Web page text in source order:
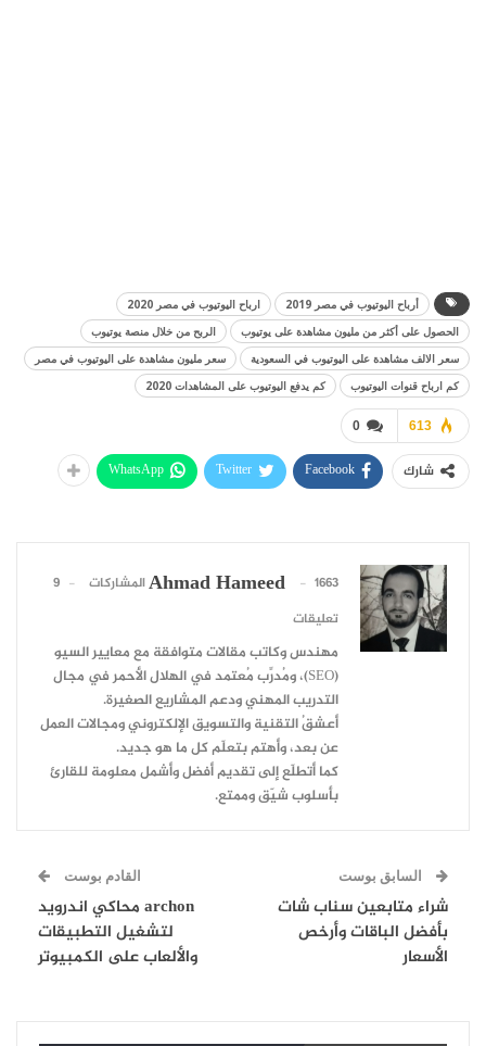
أرباح اليوتيوب في مصر 2019
ارباح اليوتيوب في مصر 2020
الحصول على أكثر من مليون مشاهدة على يوتيوب
الربح من خلال منصة يوتيوب
سعر الالف مشاهدة على اليوتيوب في السعودية
سعر مليون مشاهدة على اليوتيوب في مصر
كم ارباح قنوات اليوتيوب
كم يدفع اليوتيوب على المشاهدات 2020
0 613
شارك Facebook
Twitter
WhatsApp
Ahmad Hameed 1663 المشاركات
9
تعليقات
مهندس وكاتب مقالات متوافقة مع معايير السيو
(SEO)، ومُدرِّب مُعتمد في الهلال الأحمر في مجال
التدريب المهني ودعم المشاريع الصغيرة.
أعشقُ التقنية والتسويق الإلكتروني ومجالات العمل
عن بعد، وأهتم بتعلّم كل ما هو جديد.
كما أتطلّع إلى تقديم أفضل وأشمل معلومة للقارئ
بأسلوب شيّق وممتع.
السابق بوست
شراء متابعين سناب شات
بأفضل الباقات وأرخص
الأسعار
القادم بوست
archon محاكي اندرويد
لتشغيل التطبيقات
والألعاب على الكمبيوتر